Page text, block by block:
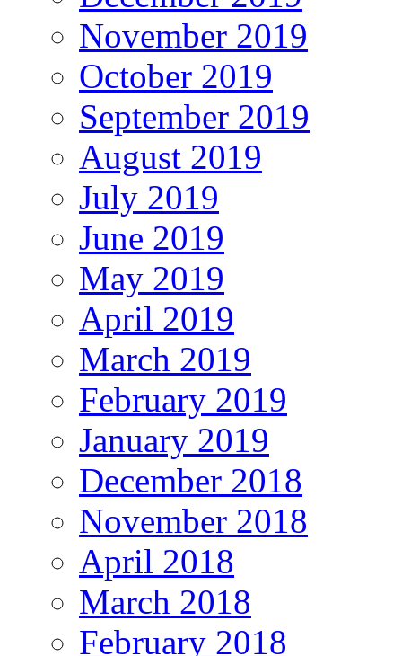
November 2019
October 2019
September 2019
August 2019
July 2019
June 2019
May 2019
April 2019
March 2019
February 2019
January 2019
December 2018
November 2018
April 2018
March 2018
February 2018